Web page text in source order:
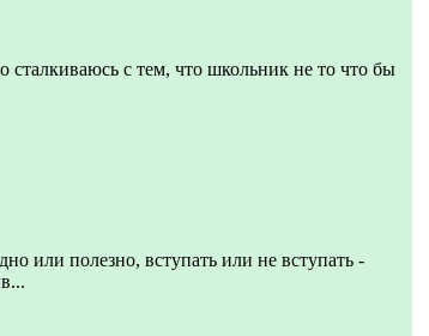
сталкиваюсь с тем, что школьник не то что бы
или полезно, вступать или не вступать -